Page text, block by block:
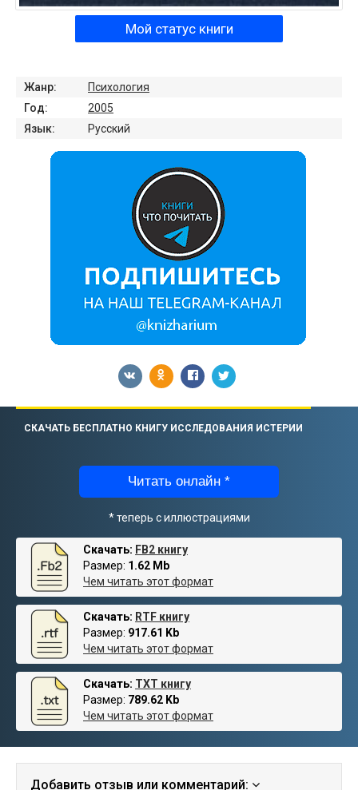
Мой статус книги
Жанр:
Психология
Год:
2005
Язык:
Русский
СКАЧАТЬ БЕСПЛАТНО КНИГУ ИССЛЕДОВАНИЯ ИСТЕРИИ
Читать онлайн *
* теперь с иллюстрациями
Скачать: FB2 книгу
Размер: 1.62 Mb
Чем читать этот формат
Скачать: RTF книгу
Размер: 917.61 Kb
Чем читать этот формат
Скачать: TXT книгу
Размер: 789.62 Kb
Чем читать этот формат
Добавить отзыв или комментарий: